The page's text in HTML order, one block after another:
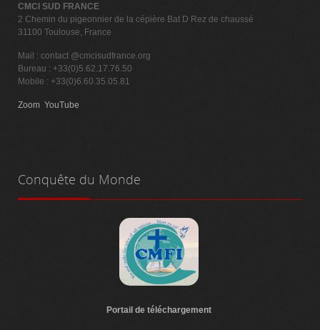
CMCI SUD FRANCE
2 Chemin du pigeonnier de la cépière Bat D Rez de chaussé
31100 Toulouse, France
Mail : contact @cmcisudfrance.org
Bureau : +33(0)5.62.17.76.50
Mobile : +33(0)6.60.35.05.81
Zoom YouTube
Conquête du Monde
Portail de téléchargement